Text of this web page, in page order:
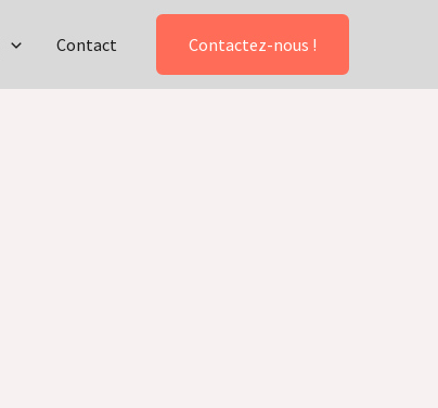
Contact Contactez-nous !